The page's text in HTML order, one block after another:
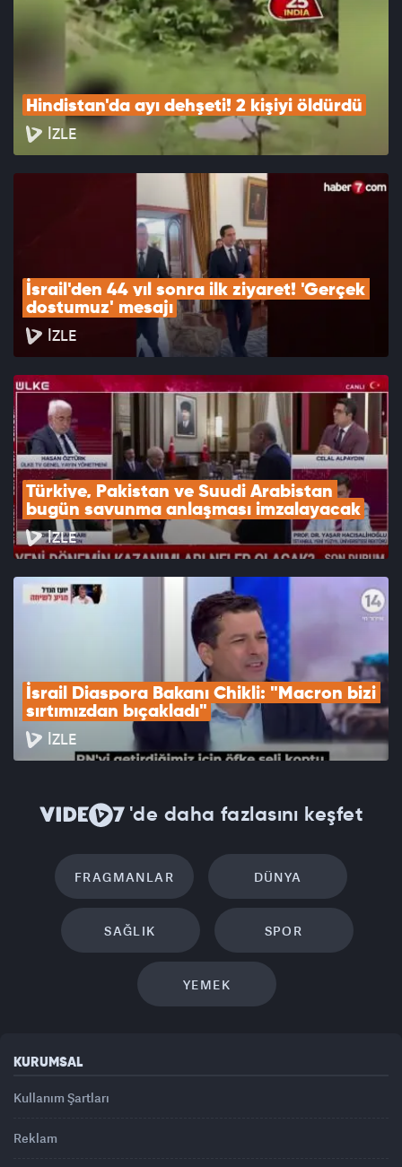
Hindistan'da ayı dehşeti! 2 kişiyi öldürdü
İZLE
İsrail'den 44 yıl sonra ilk ziyaret! 'Gerçek
dostumuz' mesajı
İZLE
Türkiye, Pakistan ve Suudi Arabistan
bugün savunma anlaşması imzalayacak
İZLE
İsrail Diaspora Bakanı Chikli: "Macron bizi
sırtımızdan bıçakladı"
İZLE
'de daha fazlasını keşfet
FRAGMANLAR DÜNYA
SAĞLIK SPOR
YEMEK
KURUMSAL
Kullanım Şartları
Reklam